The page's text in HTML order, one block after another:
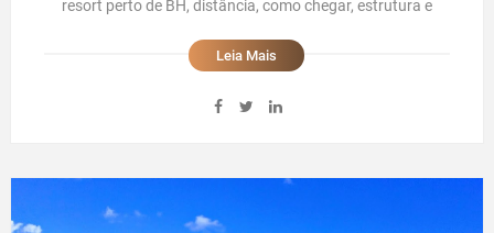
resort perto de BH, distância, como chegar, estrutura e
Vale a Pena? Guia Completo do Resort Perto de
Mora em BH? - Guia Completo do ...
Leia Mais